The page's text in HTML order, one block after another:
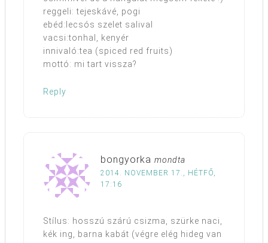
reggeli: tejeskávé, pogi
ebéd:lecsós szelet salival
vacsi:tonhal, kenyér
innivaló:tea (spiced red fruits)
mottó: mi tart vissza?
Reply
bongyorka mondta
2014. NOVEMBER 17., HÉTFŐ,
17:16
Stílus: hosszú szárú csizma, szürke naci,
kék ing, barna kabát (végre elég hideg van